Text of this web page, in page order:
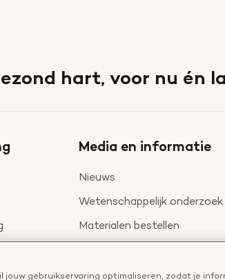
hart, voor nu én
Media en informatie
Nieuws
Wetenschappelijk onderzoek
Materialen bestellen
jouw gebruikservaring optimaliseren, zodat je